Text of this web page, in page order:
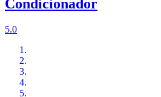
Condicionador
5.0